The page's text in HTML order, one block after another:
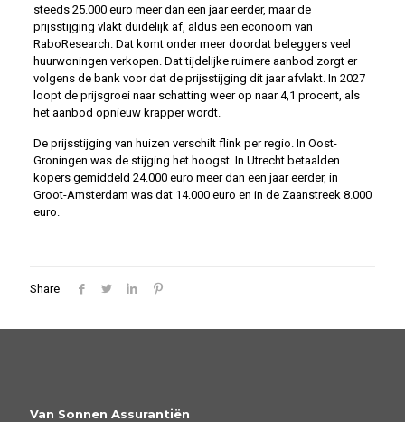
steeds 25.000 euro meer dan een jaar eerder, maar de
prijsstijging vlakt duidelijk af, aldus een econoom van
RaboResearch. Dat komt onder meer doordat beleggers veel
huurwoningen verkopen. Dat tijdelijke ruimere aanbod zorgt er
volgens de bank voor dat de prijsstijging dit jaar afvlakt. In 2027
loopt de prijsgroei naar schatting weer op naar 4,1 procent, als
het aanbod opnieuw krapper wordt.
De prijsstijging van huizen verschilt flink per regio. In Oost-
Groningen was de stijging het hoogst. In Utrecht betaalden
kopers gemiddeld 24.000 euro meer dan een jaar eerder, in
Groot-Amsterdam was dat 14.000 euro en in de Zaanstreek 8.000
euro.
Share
Van Sonnen Assurantiën